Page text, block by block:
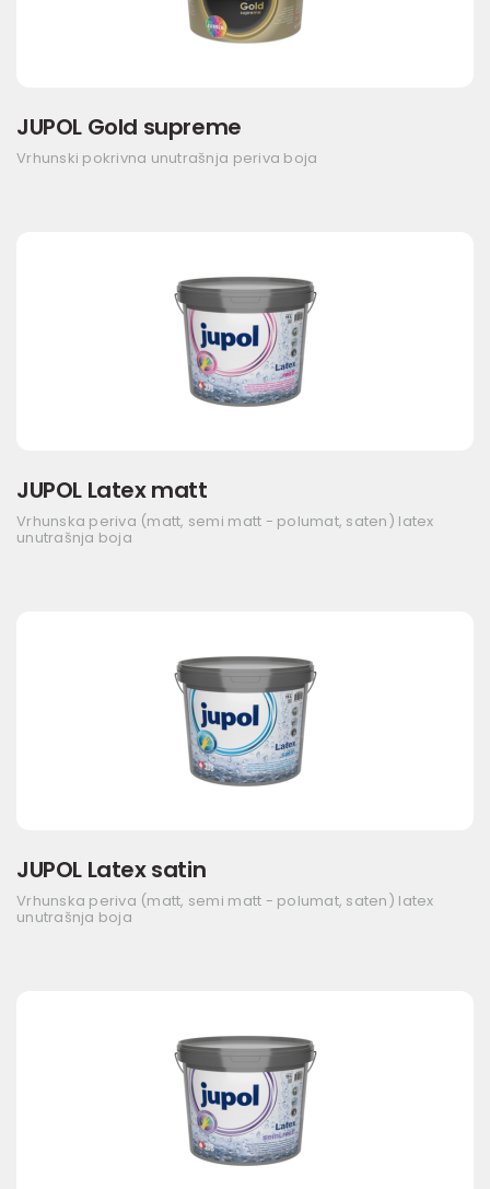
JUPOL Gold supreme
Vrhunski pokrivna unutrašnja periva boja
JUPOL Latex matt
Vrhunska periva (matt, semi matt - polumat, saten) latex
unutrašnja boja
JUPOL Latex satin
Vrhunska periva (matt, semi matt - polumat, saten) latex
unutrašnja boja